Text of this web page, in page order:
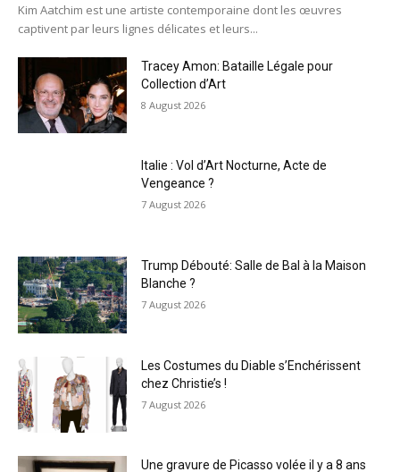
Kim Aatchim est une artiste contemporaine dont les œuvres
captivent par leurs lignes délicates et leurs...
Tracey Amon: Bataille Légale pour
Collection d’Art
8 August 2026
Italie : Vol d’Art Nocturne, Acte de
Vengeance ?
7 August 2026
Trump Débouté: Salle de Bal à la Maison
Blanche ?
7 August 2026
Les Costumes du Diable s’Enchérissent
chez Christie’s !
7 August 2026
Une gravure de Picasso volée il y a 8 ans